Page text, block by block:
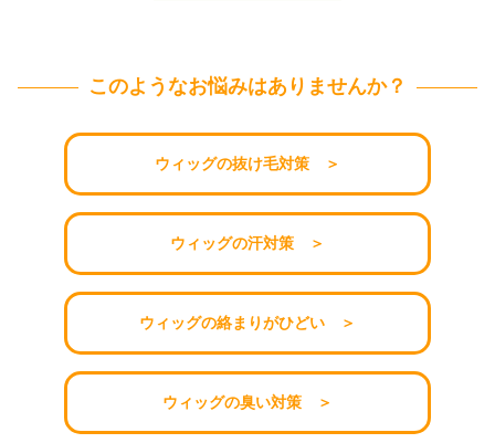
このようなお悩みはありませんか？
ウィッグの抜け毛対策 ＞
ウィッグの汗対策 ＞
ウィッグの絡まりがひどい ＞
ウィッグの臭い対策 ＞